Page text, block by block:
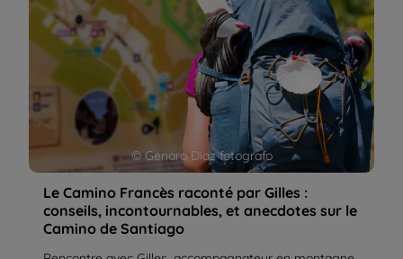
© Genaro Diaz fotografo
Le Camino Francès raconté par Gilles :
conseils, incontournables, et anecdotes sur le
Camino de Santiago